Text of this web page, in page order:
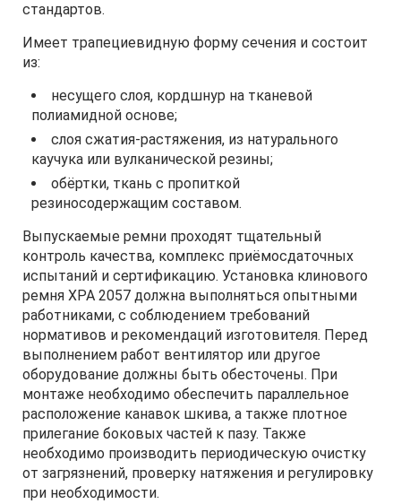
стандартов.
Имеет трапециевидную форму сечения и состоит
из:
несущего слоя, кордшнур на тканевой
полиамидной основе;
слоя сжатия-растяжения, из натурального
каучука или вулканической резины;
обёртки, ткань с пропиткой
резиносодержащим составом.
Выпускаемые ремни проходят тщательный
контроль качества, комплекс приёмосдаточных
испытаний и сертификацию. Установка клинового
ремня XPA 2057 должна выполняться опытными
работниками, с соблюдением требований
нормативов и рекомендаций изготовителя. Перед
выполнением работ вентилятор или другое
оборудование должны быть обесточены. При
монтаже необходимо обеспечить параллельное
расположение канавок шкива, а также плотное
прилегание боковых частей к пазу. Также
необходимо производить периодическую очистку
от загрязнений, проверку натяжения и регулировку
при необходимости.